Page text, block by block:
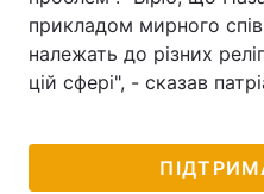
прикладом мирного
належать до різних
цій сфері", - сказав